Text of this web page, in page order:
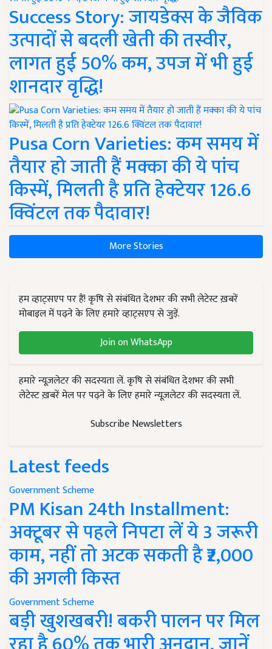
Success Story: जायडेक्स के जैविक
उत्पादों से बदली खेती की तस्वीर,
लागत हुई 50% कम, उपज में भी हुई
शानदार वृद्धि!
Pusa Corn Varieties: कम समय में
तैयार हो जाती हैं मक्का की ये पांच
किस्में, मिलती है प्रति हेक्टेयर 126.6
क्विंटल तक पैदावार!
More Stories
हम व्हाट्सएप पर हैं! कृषि से संबंधित देशभर की सभी लेटेस्ट ख़बरें
मोबाइल में पढ़ने के लिए हमारे व्हाट्सएप से जुड़ें.
Join on WhatsApp
हमारे न्यूज़लेटर की सदस्यता लें. कृषि से संबंधित देशभर की सभी
लेटेस्ट ख़बरें मेल पर पढ़ने के लिए हमारे न्यूज़लेटर की सदस्यता लें.
Subscribe Newsletters
Latest feeds
Government Scheme
PM Kisan 24th Installment:
अक्टूबर से पहले निपटा लें ये 3 जरूरी
काम, नहीं तो अटक सकती है ₹2,000
की अगली किस्त
Government Scheme
बड़ी खुशखबरी! बकरी पालन पर मिल